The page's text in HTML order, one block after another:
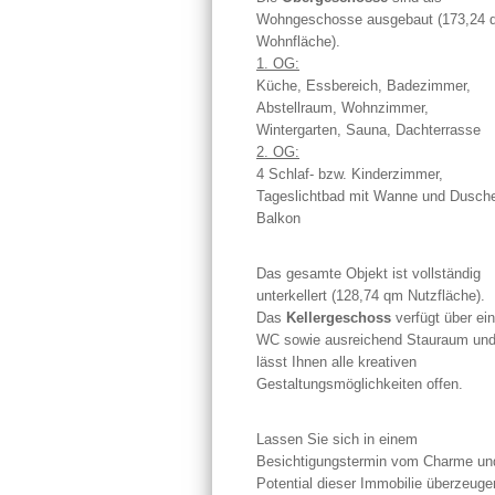
Wohngeschosse ausgebaut (173,24
Wohnfläche).
1. OG:
Küche, Essbereich, Badezimmer,
Abstellraum, Wohnzimmer,
Wintergarten, Sauna, Dachterrasse
2. OG:
4 Schlaf- bzw. Kinderzimmer,
Tageslichtbad mit Wanne und
Balkon
Das gesamte Objekt ist vollständig
unterkellert (128,74 qm Nutzfläche).
Das Kellergeschoss verfügt über ein
WC sowie ausreichend Stauraum und
lässt Ihnen alle kreativen
Gestaltungsmöglichkeiten offen.
Lassen Sie sich in einem
Besichtigungstermin vom Charme
Potential dieser Immobilie